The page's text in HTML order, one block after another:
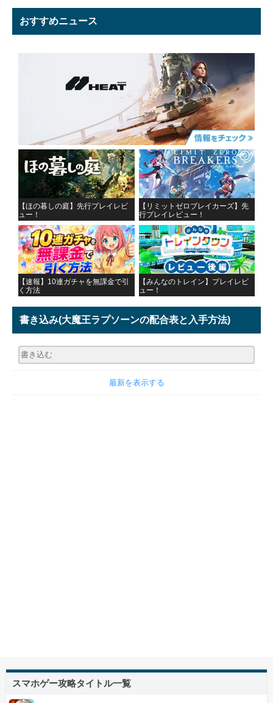
おすすめニュース
【ほの暮しの庭】先行プレイレビ
ュー！
【リミットゼロブレイカーズ】先
行プレイレビュー！
【速報】10連ガチャを無課金で引
く方法
【みんなのトレイン】プレイレビ
ュー！
書き込み(大魔王ラプソーンの配合表と入手方法)
最新を表示する
スマホゲー攻略タイトル一覧